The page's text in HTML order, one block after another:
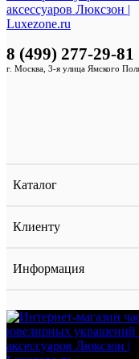
Каталог
Клиенту
Информация
8 (499) 277-29-81
г. Москва, 3-я улица Ямского